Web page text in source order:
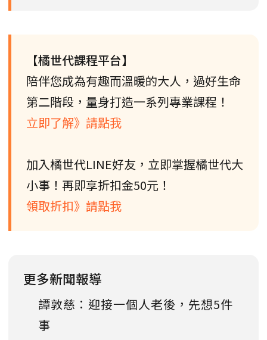
【橘世代課程平台】
陪伴您成為有趣而溫暖的大人，過好生命
第二階段，量身打造一系列專業課程！
立即了解》請點我
加入橘世代LINE好友，立即掌握橘世代大
小事！再即享折扣金50元！
領取折扣》請點我
更多新聞報導
譚敦慈：迎接一個人老後，先想5件
事